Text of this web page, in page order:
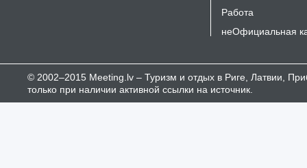
Работа
неОфициальная
© 2002–2015 Meeting.lv – Туризм и отдых в Риге, Латвии,
только при наличии активной ссылки на источник.